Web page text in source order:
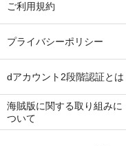
ご利用規約
プライバシーポリシー
dアカウント2段階認証とは
海賊版に関する取り組みに
ついて